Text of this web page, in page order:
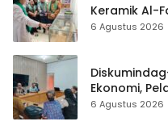
Keramik Al-
Hampir 500
6 Agustus 2026
Ekonomi,
Terbuka Beri
6 Agustus 2026